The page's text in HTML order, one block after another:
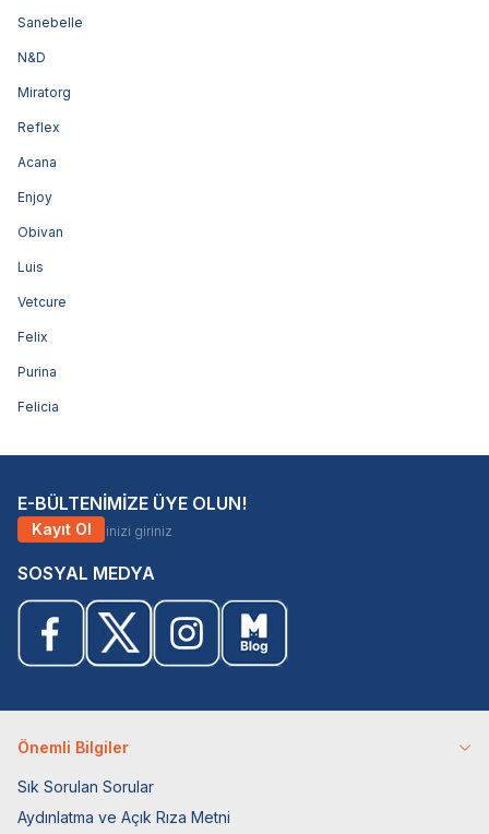
Sanebelle
N&D
Miratorg
Reflex
Acana
Enjoy
Obivan
Luis
Vetcure
Felix
Purina
Felicia
E-BÜLTENİMİZE ÜYE OLUN!
Kayıt Ol
SOSYAL MEDYA
Önemli Bilgiler
Sık Sorulan Sorular
Aydınlatma ve Açık Rıza Metni